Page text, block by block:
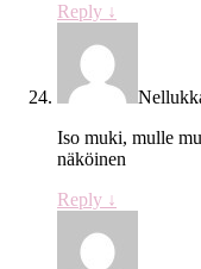
Reply ↓
Iso muki, mulle
näköinen
Reply ↓